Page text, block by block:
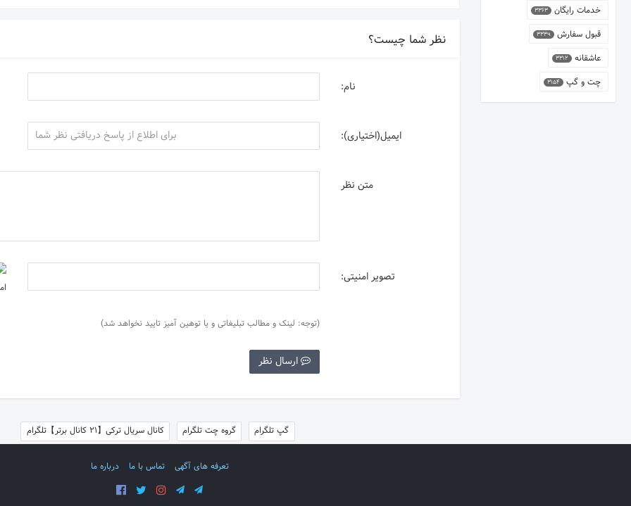
نظر شما چیست؟
نام:
ایمیل(اختیاری):
متن نظر
تصویر امنیتی:
(توجه: لینک و مطالب تبلیغاتی و یا توهین آمیز تایید نخواهد شد)
ارسال نظر
خدمات رایگان 3363
قبول سفارش 3339
عاشقانه 3312
چت و گپ 3154
گپ تلگرام گروه چت تلگرام کانال سریال ترکی【21 کانال برتر】تلگرام
تعرفه های آگهی تماس با ما درباره ما